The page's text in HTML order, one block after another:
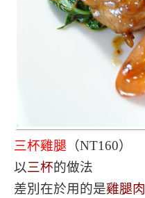
三杯雞腿 （NT160）
以三杯的做法
差別在於用的是雞腿肉